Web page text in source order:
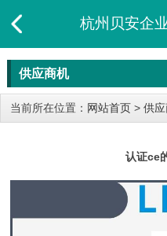
杭州贝安企
供应商机
当前所在位置： 网站首页 > 供
认证ce